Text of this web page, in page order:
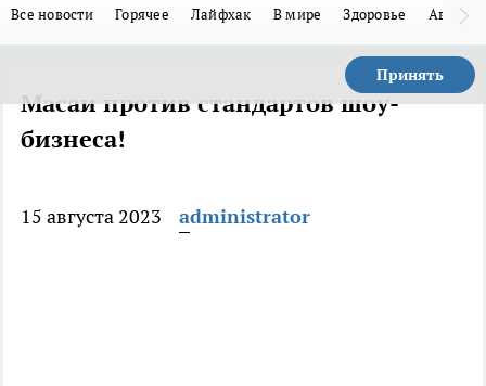
Все новости Горячее Лайфхак В мире Здоровье Авто
Принять
Масаи против стандартов шоу-
бизнеса!
15 августа 2023 administrator